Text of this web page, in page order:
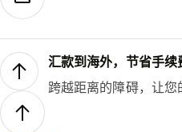
汇款到海外，节省手续
跨越距离的障碍，让您